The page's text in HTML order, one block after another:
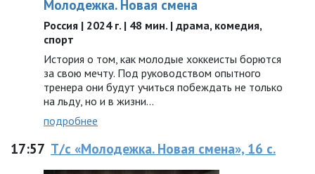
Молодежка. Новая смена
Россия | 2024 г. | 48 мин. | драма, комедия,
спорт
История о том, как молодые хоккеисты борются
за свою мечту. Под руководством опытного
тренера они будут учиться побеждать не только
на льду, но и в жизни…
подробнее
17:57 Т/с «Молодежка. Новая смена», 16 с.